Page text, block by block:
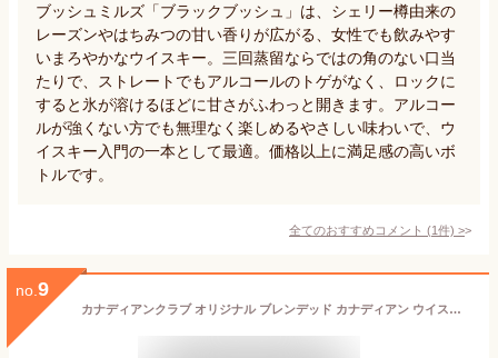
ブッシュミルズ「ブラックブッシュ」は、シェリー樽由来の
レーズンやはちみつの甘い香りが広がる、女性でも飲みやす
いまろやかなウイスキー。三回蒸留ならではの角のない口当
たりで、ストレートでもアルコールのトゲがなく、ロックに
すると氷が溶けるほどに甘さがふわっと開きます。アルコー
ルが強くない方でも無理なく楽しめるやさしい味わいで、ウ
イスキー入門の一本として最適。価格以上に満足感の高いボ
トルです。
全てのおすすめコメント (1件) >
no. 9
カナディアンクラブ オリジナル ブレンデッド カナディアン ウイスキー 40度 700ml 瓶 【正規品】 【 ウィスキー カナダ CC 飲みやすい スムース カクテル ハイボール 】